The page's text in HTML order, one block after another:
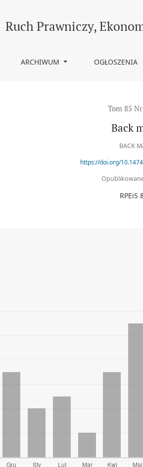
Ruch Prawniczy,
ARCHIWUM OGŁOSZENIA
Tom 85
Back
BACK
https://doi.org/
RPEiS